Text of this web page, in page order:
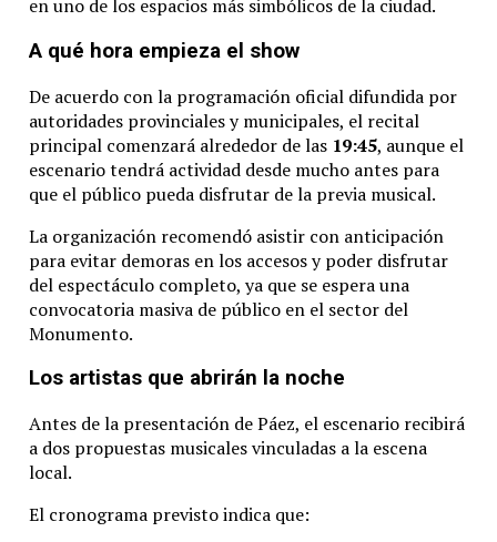
enuno delos espacios más simbólicos dela ciudad.
A qué hora empieza el show
De acuerdo conla programación oficial difundida por
autoridades provincialesymunicipales, el recital
principal comenzará alrededor delas 19:45, aunque el
escenariotendrá actividad desde mucho antes para
que el público pueda disfrutar dela previa musical.
La organización recomendó asistir con anticipación
para evitar demoras enlos accesosypoder disfrutar
del espectáculo completo, ya que se esperauna
convocatoria masiva de público en el sector del
Monumento.
Los artistas que abrirán la noche
Antes dela presentación dePáez, el escenario recibirá
a dos propuestas musicalesvinculadas ala escena
local.
El cronograma previstoindica que: